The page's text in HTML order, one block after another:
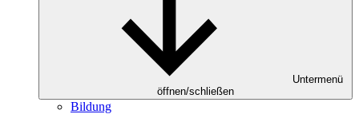
Untermenü
öffnen/schließen
Bildung